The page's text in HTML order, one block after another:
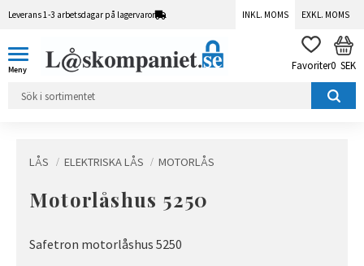
Leverans 1-3 arbetsdagar på lagervaror INKL. MOMS EXKL. MOMS
FAVORITER
0 SEK
LÅS ELEKTRISKA LÅS MOTORLÅS
Motorlåshus 5250
Safetron motorlåshus 5250